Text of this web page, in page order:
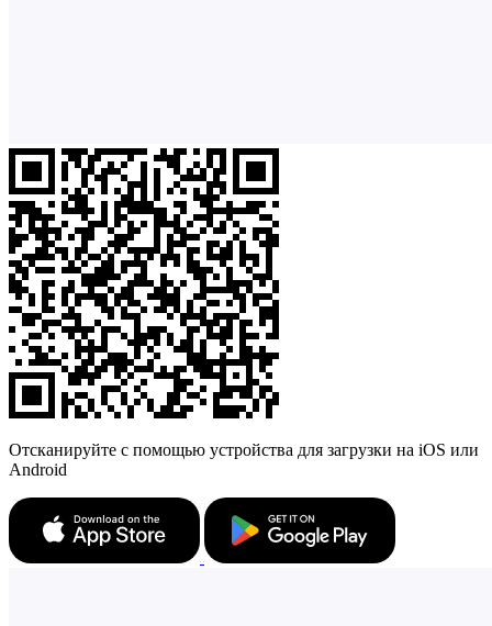
Отсканируйте с помощью устройства для загрузки на iOS или
Android